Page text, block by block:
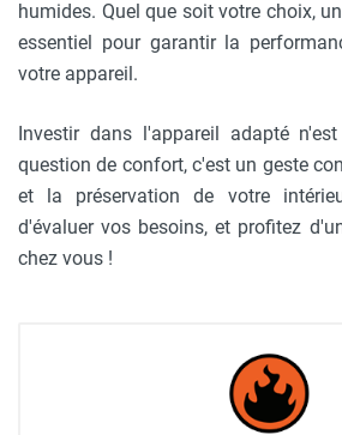
humides. Quel que soit votre choix,
essentiel pour garantir la
votre appareil.
Investir dans l'appareil adapté
question de confort, c'est un geste
et la préservation de votre
d'évaluer vos besoins, et profitez
chez vous !